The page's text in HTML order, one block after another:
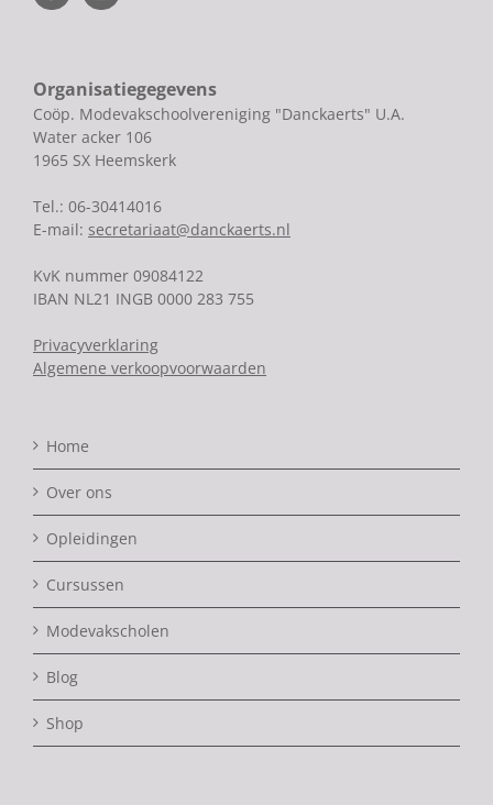
Organisatiegegevens
Coöp. Modevakschoolvereniging "Danckaerts" U.A.
Water acker 106
1965 SX Heemskerk
Tel.: 06-30414016
E-mail: secretariaat@danckaerts.nl
KvK nummer 09084122
IBAN NL21 INGB 0000 283 755
Privacyverklaring
Algemene verkoopvoorwaarden
Home
Over ons
Opleidingen
Cursussen
Modevakscholen
Blog
Shop